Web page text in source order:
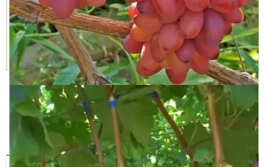
999 руб.
Доставим
через 1-2 дня
11 августа
Подробнее »
2 пункта
самовывоза,
Картой,
Подробнее »
Характеристики Доставка и оплата
Отзывы (0)